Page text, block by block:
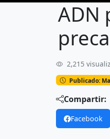
ADN
2,215
Publicado:
Compartir:
Facebook